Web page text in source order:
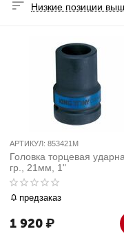
Низкие позиции
АРТИКУЛ: 853421M
Головка торцевая
гр., 21мм, 1"
предзаказ
1 920₽